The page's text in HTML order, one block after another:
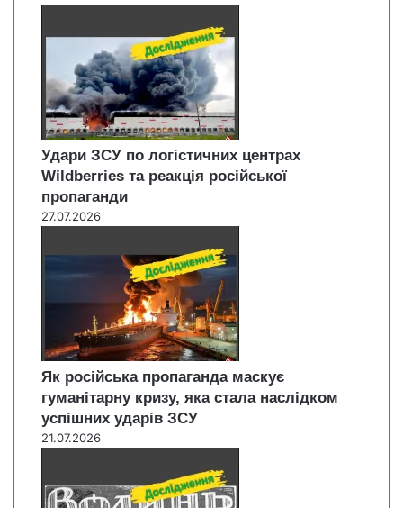
Удари ЗСУ по логістичних центрах
Wildberries та реакція російської
пропаганди
27.07.2026
Як російська пропаганда маскує
гуманітарну кризу, яка стала наслідком
успішних ударів ЗСУ
21.07.2026